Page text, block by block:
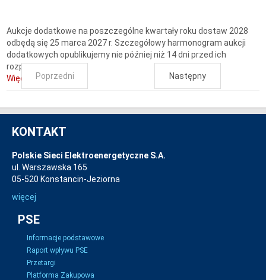
Aukcje dodatkowe na poszczególne kwartały roku dostaw 2028
odbędą się 25 marca 2027 r. Szczegółowy harmonogram aukcji
dodatkowych opublikujemy nie później niż 14 dni przed ich
rozpoczęciem.
Więcej...Poprzedni Następny
KONTAKT
Polskie Sieci Elektroenergetyczne S.A.
ul. Warszawska 165
05-520 Konstancin-Jeziorna
więcej
PSE
Informacje podstawowe
Raport wpływu PSE
Przetargi
Platforma Zakupowa